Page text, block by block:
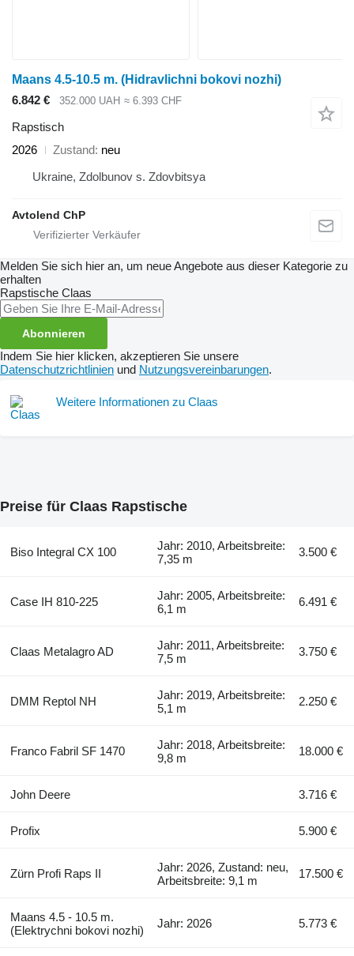
Maans 4.5-10.5 m. (Hidravlichni bokovi nozhi)
6.842 €
352.000 UAH ≈ 6.393 CHF
Rapstisch
2026
Zustand neu
Ukraine, Zdolbunov s. Zdovbitsya
Avtolend ChP
Melden Sie sich hier an, um neue Angebote aus dieser Kategorie zu
erhalten
Rapstische Claas
Abonnieren
Indem Sie hier klicken, akzeptieren Sie unsere
Datenschutzrichtlinien und Nutzungsvereinbarungen.
Weitere Informationen zu Claas
Preise für Claas Rapstische
Biso Integral CX 100
Jahr: 2010, Arbeitsbreite:
7,35 m
3.500 €
Case IH 810-225
Jahr: 2005, Arbeitsbreite:
6,1 m
6.491 €
Claas Metalagro AD
Jahr: 2011, Arbeitsbreite:
7,5 m
3.750 €
DMM Reptol NH
Jahr: 2019, Arbeitsbreite:
5,1 m
2.250 €
Franco Fabril SF 1470
Jahr: 2018, Arbeitsbreite:
9,8 m
18.000 €
John Deere 3.716 €
Profix 5.900 €
Zürn Profi Raps II
Jahr: 2026, Zustand: neu,
Arbeitsbreite: 9,1 m
17.500 €
Maans 4.5 - 10.5 m.
(Elektrychni bokovi nozhi)
Jahr: 2026 5.773 €